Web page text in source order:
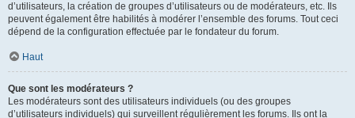
d’utilisateurs, la création de groupes d’utilisateurs ou de modérateurs, etc. Ils
peuvent également être habilités à modérer l’ensemble des forums. Tout ceci
dépend de la configuration effectuée par le fondateur du forum.
Haut
Que sont les modérateurs ?
Les modérateurs sont des utilisateurs individuels (ou des groupes
d’utilisateurs individuels) qui surveillent régulièrement les forums. Ils ont la